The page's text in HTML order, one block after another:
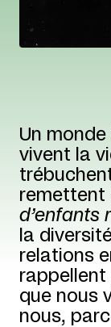
Un
vivent la
remettent
d’enfants
la
relations
rappellent
que nous
nous,